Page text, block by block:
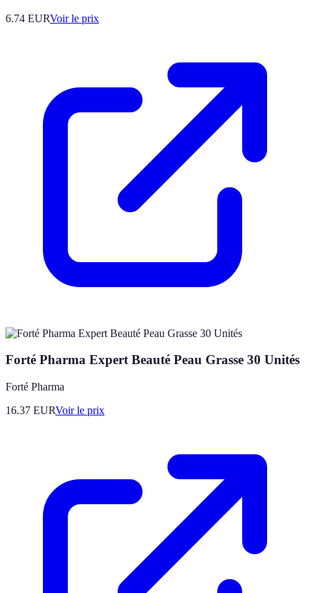
6.74 EURVoir le prix
Forté Pharma Expert Beauté Peau Grasse 30 Unités
Forté Pharma
16.37 EURVoir le prix